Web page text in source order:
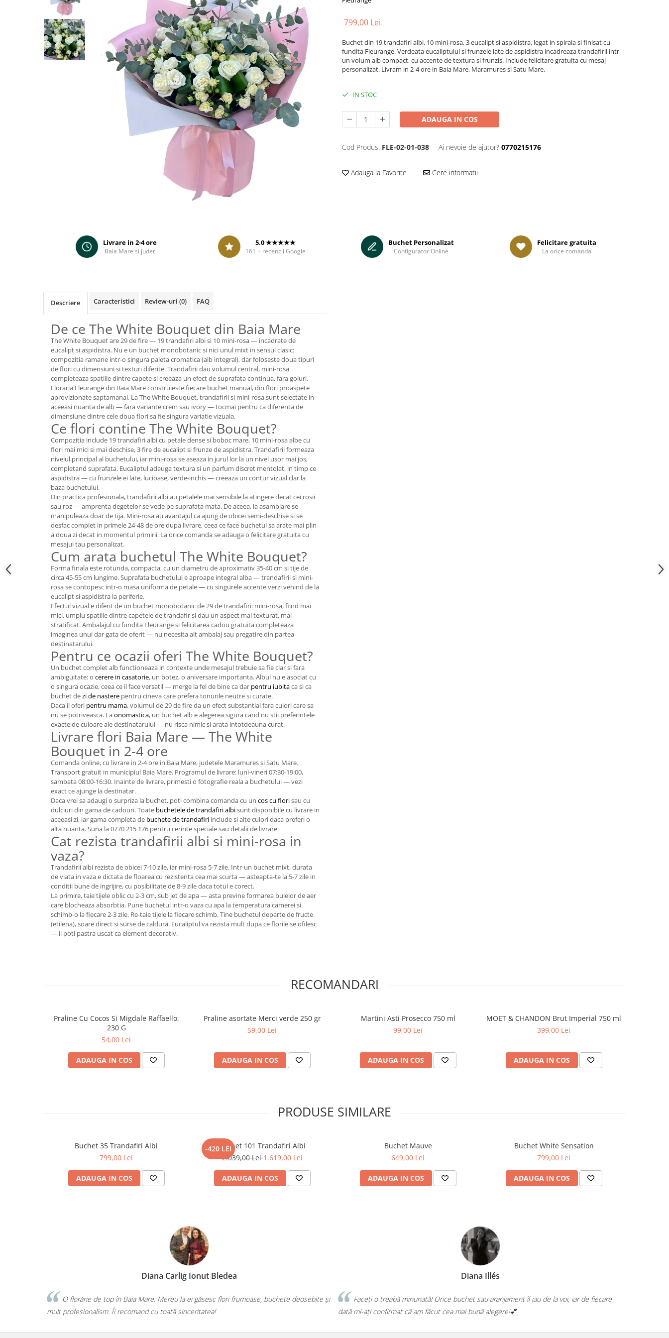
799,00 Lei
Buchet din 19 trandafiri albi, 10 mini-rosa, 3 eucalipt si aspidistra, legat in spirala si finisat cu
fundita Fleurange. Verdeata eucaliptului si frunzele late de aspidistra incadreaza trandafirii intr-
un volum alb compact, cu accente de textura si frunzis. Include felicitare gratuita cu mesaj
personalizat. Livram in 2-4 ore in Baia Mare, Maramures si Satu Mare.
IN STOC
ADAUGA IN COS
Cod Produs: FLE-02-01-038 Ai nevoie de ajutor? 0770215176
Adauga la Favorite Cere informatii
Livrare in 2-4 ore
Baia Mare si judet
5.0 ★★★★★
161 + recenzii Google
Buchet Personalizat
Configurator Online
Felicitare gratuita
La orice comanda
Descriere Caracteristici Review-uri (0) FAQ
De ce The White Bouquet din Baia Mare
The White Bouquet are 29 de fire — 19 trandafiri albi si 10 mini-rosa — incadrate de
eucalipt si aspidistra. Nu e un buchet monobotanic si nici unul mixt in sensul clasic:
compozitia ramane intr-o singura paleta cromatica (alb integral), dar foloseste doua tipuri
de flori cu dimensiuni si texturi diferite. Trandafirii dau volumul central, mini-rosa
completeaza spatiile dintre capete si creeaza un efect de suprafata continua, fara goluri.
Floraria Fleurange din Baia Mare construieste fiecare buchet manual, din flori proaspete
aprovizionate saptamanal. La The White Bouquet, trandafirii si mini-rosa sunt selectate in
aceeasi nuanta de alb — fara variante crem sau ivory — tocmai pentru ca diferenta de
dimensiune dintre cele doua flori sa fie singura variatie vizuala.
Ce flori contine The White Bouquet?
Compozitia include 19 trandafiri albi cu petale dense si boboc mare, 10 mini-rosa albe cu
flori mai mici si mai deschise, 3 fire de eucalipt si frunze de aspidistra. Trandafirii formeaza
nivelul principal al buchetului, iar mini-rosa se aseaza in jurul lor la un nivel usor mai jos,
completand suprafata. Eucaliptul adauga textura si un parfum discret mentolat, in timp ce
aspidistra — cu frunzele ei late, lucioase, verde-inchis — creeaza un contur vizual clar la
baza buchetului.
Din practica profesionala, trandafirii albi au petalele mai sensibile la atingere decat cei rosii
sau roz — amprenta degetelor se vede pe suprafata mata. De aceea, la asamblare se
manipuleaza doar de tija. Mini-rosa au avantajul ca ajung de obicei semi-deschise si se
desfac complet in primele 24-48 de ore dupa livrare, ceea ce face buchetul sa arate mai plin
a doua zi decat in momentul primirii. La orice comanda se adauga o felicitare gratuita cu
mesajul tau personalizat.
Cum arata buchetul The White Bouquet?
Forma finala este rotunda, compacta, cu un diametru de aproximativ 35-40 cm si tije de
circa 45-55 cm lungime. Suprafata buchetului e aproape integral alba — trandafirii si mini-
rosa se contopesc intr-o masa uniforma de petale — cu singurele accente verzi venind de la
eucalipt si aspidistra la periferie.
Efectul vizual e diferit de un buchet monobotanic de 29 de trandafiri: mini-rosa, fiind mai
mici, umplu spatiile dintre capetele de trandafir si dau un aspect mai texturat, mai
stratificat. Ambalajul cu fundita Fleurange si felicitarea cadou gratuita completeaza
imaginea unui dar gata de oferit — nu necesita alt ambalaj sau pregatire din partea
destinatarului.
Pentru ce ocazii oferi The White Bouquet?
Un buchet complet alb functioneaza in contexte unde mesajul trebuie sa fie clar si fara
ambiguitate: o cerere in casatorie, un botez, o aniversare importanta. Albul nu e asociat cu
o singura ocazie, ceea ce il face versatil — merge la fel de bine ca dar pentru iubitaca si ca
buchet dezi de nastere pentru cineva care prefera tonurile neutre si curate.
Daca il oferi pentru mama, volumul de 29 de fire da un efect substantial fara culori care sa
nu se potriveasca. Laonomastica, un buchet alb e alegerea sigura cand nu stii preferintele
exacte de culoare ale destinatarului — nu risca nimic si arata intotdeauna curat.
Livrare flori Baia Mare — The White
Bouquet in 2-4 ore
Comanda online, cu livrare in 2-4 ore in Baia Mare, judetele Maramures si Satu Mare.
Transport gratuit in municipiul Baia Mare. Programul de livrare: luni-vineri 07:30-19:00,
sambata 08:00-16:30. Inainte de livrare, primesti o fotografie reala a buchetului — vezi
exact ce ajunge la destinatar.
Daca vrei sa adaugi o surpriza la buchet, poti combina comanda cu un cos cu florisau cu
dulciuri din gama de cadouri. Toate buchetele de trandafiri albisunt disponibile cu livrare in
aceeasi zi, iar gama completa de buchete de trandafiri include si alte culori daca preferi o
alta nuanta. Suna la 0770 215 176 pentru cerinte speciale sau detalii de livrare.
Cat rezista trandafirii albi si mini-rosa in
vaza?
Trandafirii albi rezista de obicei 7-10 zile, iar mini-rosa 5-7 zile. Intr-un buchet mixt, durata
de viata in vaza e dictata de floarea cu rezistenta cea mai scurta — asteapta-te la 5-7 zile in
conditii bune de ingrijire, cu posibilitate de 8-9 zile daca totul e corect.
La primire, taie tijele oblic cu 2-3 cm, sub jet de apa — asta previne formarea bulelor de aer
care blocheaza absorbtia. Pune buchetul intr-o vaza cu apa la temperatura camerei si
schimb-o la fiecare 2-3 zile. Re-taie tijele la fiecare schimb. Tine buchetul departe de fructe
(etilena), soare direct si surse de caldura. Eucaliptul va rezista mult dupa ce florile se ofilesc
— il poti pastra uscat ca element decorativ.
RECOMANDARI
Praline Cu Cocos Si Migdale Raffaello,
230 G
54,00 Lei
ADAUGA IN COS
Praline asortate Merci verde 250 gr
59,00 Lei
ADAUGA IN COS
Martini Asti Prosecco 750 ml
99,00 Lei
ADAUGA IN COS
MOET & CHANDON Brut Imperial 750 ml
399,00 Lei
ADAUGA IN COS
PRODUSE SIMILARE
Buchet 35 Trandafiri Albi
799,00 Lei
ADAUGA IN COS
-420 LEIBuchet 101 Trandafiri Albi
2.039,00 Lei1.619,00 Lei
ADAUGA IN COS
Buchet Mauve
649,00 Lei
ADAUGA IN COS
Buchet White Sensation
799,00 Lei
ADAUGA IN COS
frumoase, buchete deosebite și
Diana Illés
Faceți o treabă minunată! Orice buchet sau aranjament îl iau de la voi, iar de fiecare
dată mi-ați confirmat că am făcut cea mai bună alegere!💕
🤍 Flori proaspete, aranjamente superbe și personal foarte amabil. 🤍